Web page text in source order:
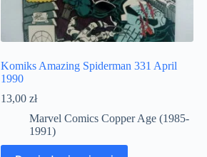
Komiks Amazing Spiderman 331 April
1990
13,00 zł
Marvel Comics Copper Age (1985-
1991)